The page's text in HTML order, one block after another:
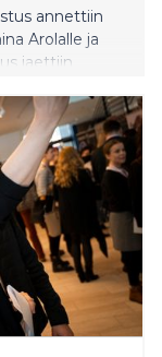
annettiin
Arolalle ja
jaettiin